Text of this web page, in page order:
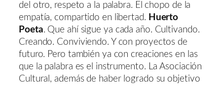
del otro, respeto a la palabra. El chopo de la
empatía, compartido en libertad. Huerto
Poeta. Que ahí sigue ya cada año. Cultivando.
Creando. Conviviendo. Y con proyectos de
futuro. Pero también ya con creaciones en las
que la palabra es el instrumento. La Asociación
Cultural, además de haber logrado su objetivo